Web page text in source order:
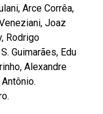
Arce Corrêa,
Joaz
Rodrigo
Guimarães, Edu
Alexandre